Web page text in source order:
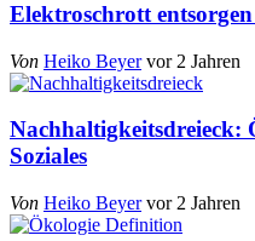
Elektroschrott
Von Heiko Beyer vor 2 Jahren
Nachhaltigkeitsdreieck:
Soziales
Von Heiko Beyer vor 2 Jahren